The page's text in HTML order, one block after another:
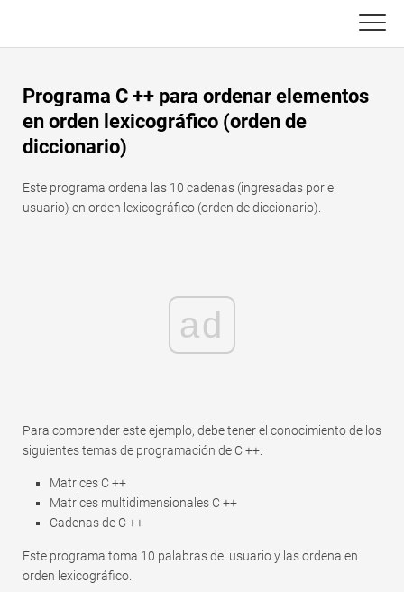
content
Funciones de Excel
Gráfico
Consejos de Excel
Tabla dinámica
TechTV
C ++
DSA
Rápido
Programa C ++ para ordenar elementos
en orden lexicográfico (orden de
diccionario)
Este programa ordena las 10 cadenas (ingresadas por el
usuario) en orden lexicográfico (orden de diccionario).
ad
Para comprender este ejemplo, debe tener el conocimiento de los
siguientes temas de programación de C ++:
Matrices C ++
Matrices multidimensionales C ++
Cadenas de C ++
Este programa toma 10 palabras del usuario y las ordena en
orden lexicográfico.